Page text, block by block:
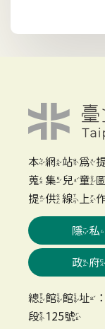
本網站為
蒐集兒童
提供線上
隱
政
總館館址
段125號